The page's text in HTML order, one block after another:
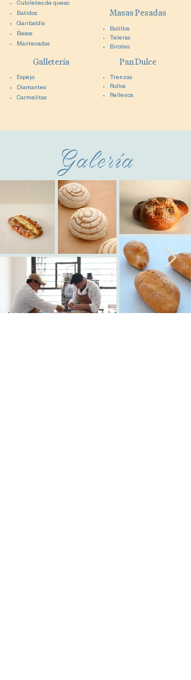
Cubiletes de queso
Batidos
Garibaldis
Besos
Mantecadas
Galletería
Espejo
Diamantes
Carmelitas
Masas Pesadas
Bolillos
Teleras
Birotes​
Pan Dulce
Trenzas
Rollos
Rellenos
Galería